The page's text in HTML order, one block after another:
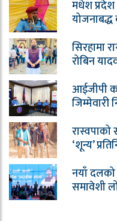
मधेश प्रदेश
सिरहामा
रोबिन
आईजीपी
जिम्मेवारी
‘शून्य’
नयाँ दलको
समावेशी